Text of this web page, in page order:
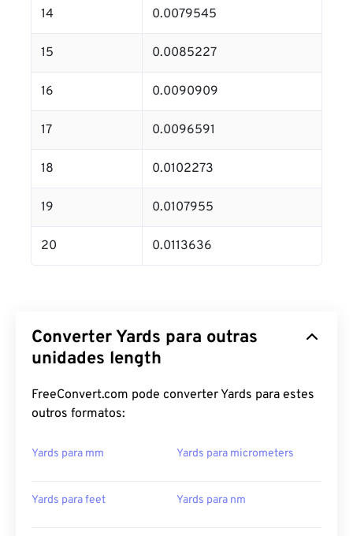
14 0.0079545
15 0.0085227
16 0.0090909
17 0.0096591
18 0.0102273
19 0.0107955
20 0.0113636
Converter Yards para outras
unidades length
FreeConvert.com pode converter Yards para estes
outros formatos:
Yards para mm Yards para micrometers
Yards para feet Yards para nm